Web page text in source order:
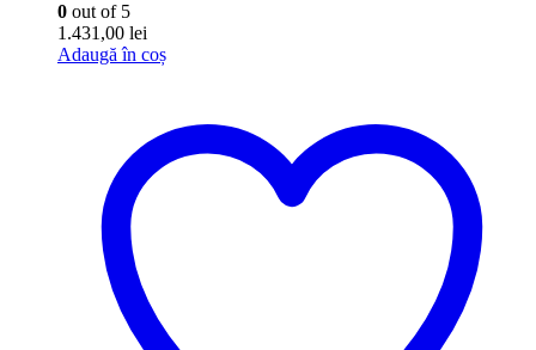
0 out of 5
1.431,00 lei
Adaugă în coș